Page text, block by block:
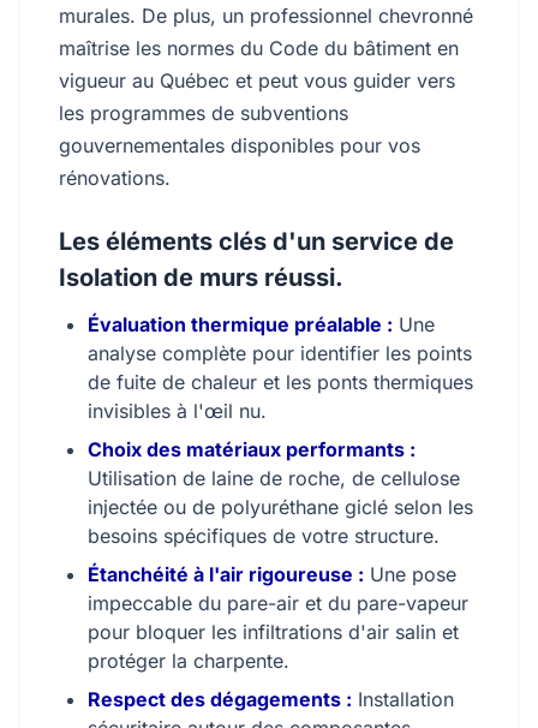
murales. De plus, un professionnel chevronné
maîtrise les normes du Code du bâtiment en
vigueur au Québec et peut vous guider vers
les programmes de subventions
gouvernementales disponibles pour vos
rénovations.
Les éléments clés d'un service de
Isolation de murs réussi.
Évaluation thermique préalable : Une
analyse complète pour identifier les points
de fuite de chaleur et les ponts thermiques
invisibles à l'œil nu.
Choix des matériaux performants :
Utilisation de laine de roche, de cellulose
injectée ou de polyuréthane giclé selon les
besoins spécifiques de votre structure.
Étanchéité à l'air rigoureuse : Une pose
impeccable du pare-air et du pare-vapeur
pour bloquer les infiltrations d'air salin et
protéger la charpente.
Respect des dégagements : Installation